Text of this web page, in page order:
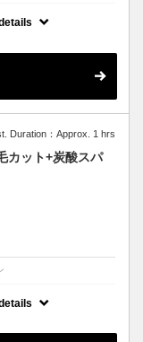
Duration：Approx. 1 hrs
カット+炭酸スパ